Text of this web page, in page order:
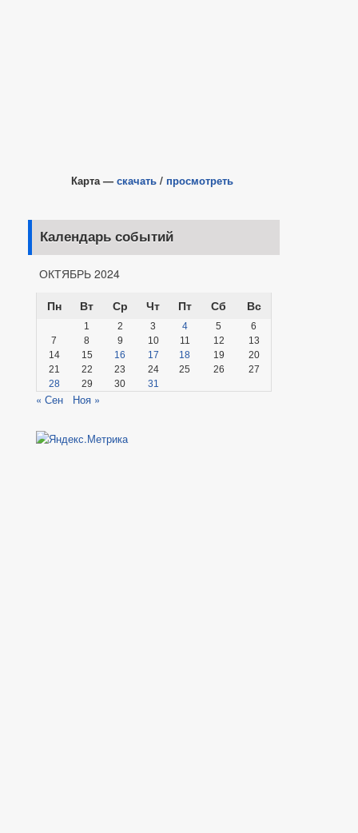
Карта — скачать / просмотреть
Календарь событий
ОКТЯБРЬ 2024
Пн
Вт Ср Чт Пт Сб Вс
1 2 3 4 5
6
7
8 9 10 11 12
13
14
15 16 17 18 19
20
21
22 23 24 25 26
27
28
29 30 31
« Сен Ноя »